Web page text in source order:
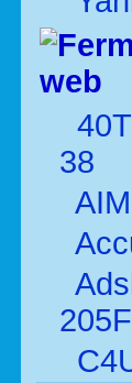
web
38
AIM